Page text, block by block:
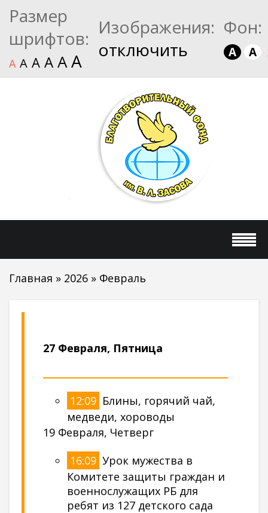
Размер
шрифтов:
A A A A AA
Изображения:
отключить
Фон:
A A
Главная » 2026 » Февраль
27 Февраля, Пятница
12:09 Блины, горячий чай,
медведи, хороводы
19 Февраля, Четверг
16:09 Урок мужества в
Комитете защиты граждан и
военнослужащих РБ для
ребят из 127 детского сада